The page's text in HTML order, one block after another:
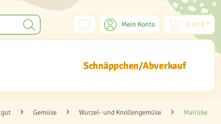
Mein Konto 0,00 € *
Schnäppchen/Abverkauf
Gemüse Wurzel- und Knollengemüse Mairübe